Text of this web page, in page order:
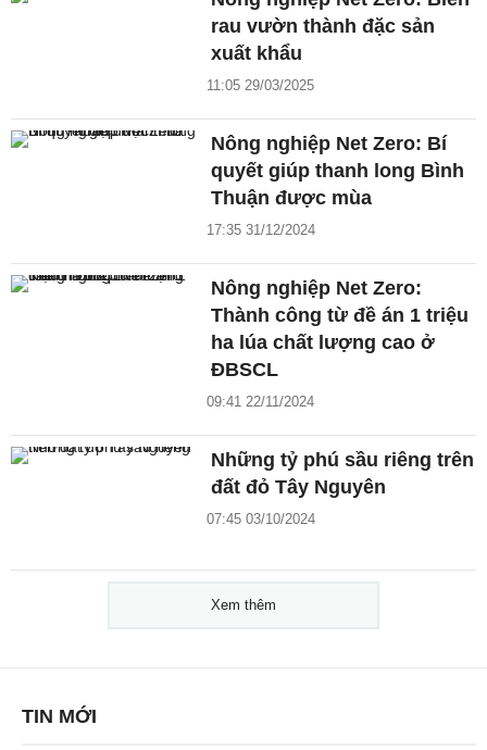
rau vườn thành đặc sản
xuất khẩu
11:05 29/03/2025
Nông nghiệp Net Zero: Bí
quyết giúp thanh long Bình
Thuận được mùa
17:35 31/12/2024
Nông nghiệp Net Zero:
Thành công từ đề án 1 triệu
ha lúa chất lượng cao ở
ĐBSCL
09:41 22/11/2024
Những tỷ phú sầu riêng trên
đất đỏ Tây Nguyên
07:45 03/10/2024
Xem thêm
TIN MỚI